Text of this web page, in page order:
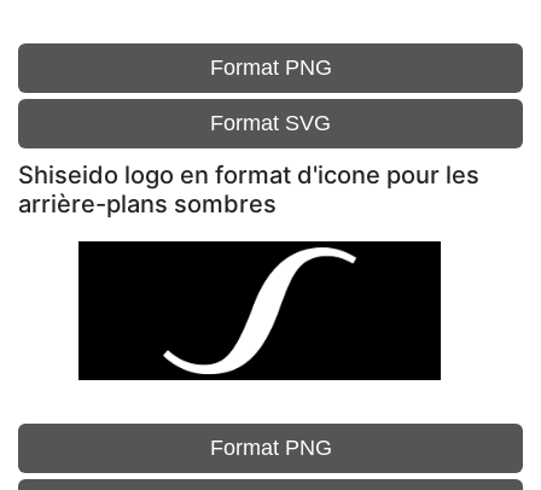
Format PNG
Format SVG
Shiseido logo en format d'icone pour les
arrière-plans sombres
Format PNG